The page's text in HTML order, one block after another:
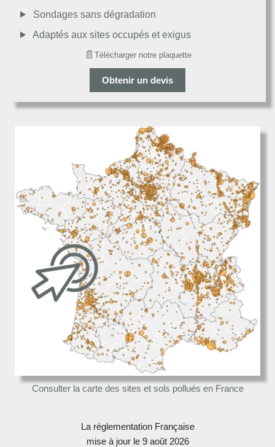
DécevantSondages sans dégradation
Adaptés aux sites occupés et exigus
📄 Télécharger notre plaquette
Obtenir un devis
Consulter la carte des sites et sols pollués en France
La réglementation Française
mise à jour le 9 août 2026